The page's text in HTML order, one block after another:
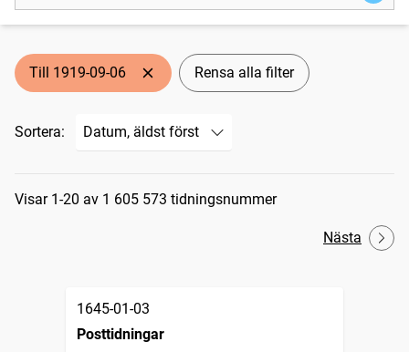
Till 1919-09-06 Rensa alla filter
Sortera:
Sökresultat
Visar 1-20 av 1 605 573 tidningsnummer
Nästa
1645-01-03
Posttidningar